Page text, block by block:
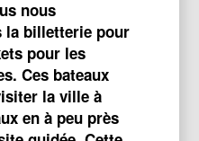
nous
la billetterie pour
pour les
Ces bateaux
la ville à
en à peu près